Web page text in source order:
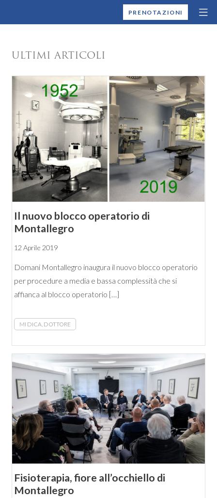
MONTALLEGROPRENOTAZIONI
ULTIMI ARTICOLI
Il nuovo blocco operatorio di
Montallegro
12 Aprile 2019
Domani Montallegro inaugura il nuovo blocco operatorio
per procedure a media e bassa complessità che si
affianca al blocco operatorio […]
MI DICA, DOTTORE
Fisioterapia, fiore all’occhiello di
Montallegro